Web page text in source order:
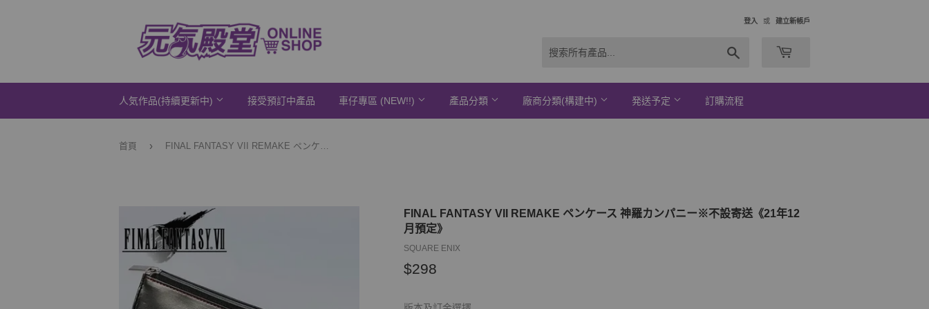
登入 或 建立新帳戶
人気作品(持續更新中) 接受預訂中產品 車仔專區 (NEW!!) 產品分類 廠商分類(構建中) 発送予定 訂購流程
首頁 › FINAL FANTASY VII REMAKE ペンケース 神羅カンパニー※不設寄送《21年12月預定》
FINAL FANTASY VII REMAKE ペンケース 神羅カンパニー※不設寄送《21年12
月預定》
SQUARE ENIX
$298